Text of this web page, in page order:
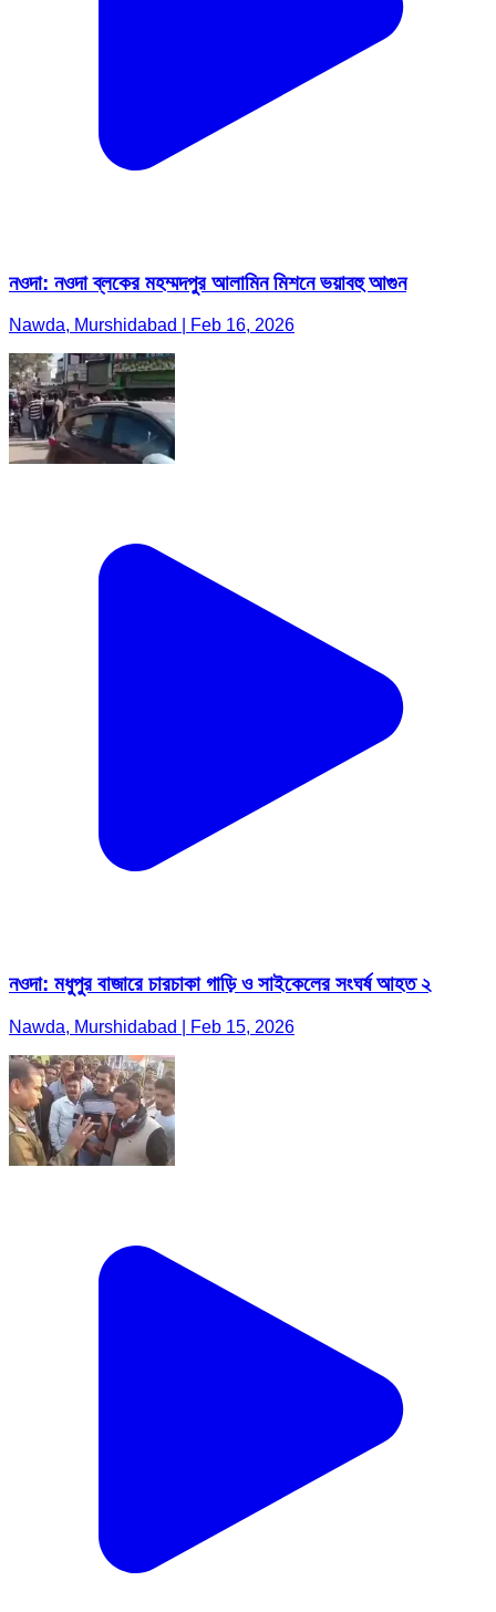
নওদা: নওদা ব্লকের মহম্মদপুর আলামিন মিশনে ভয়াবহু আগুন
Nawda, Murshidabad | Feb 16, 2026
নওদা: মধুপুর বাজারে চারচাকা গাড়ি ও সাইকেলের সংঘর্ষ আহত ২
Nawda, Murshidabad | Feb 15, 2026